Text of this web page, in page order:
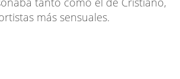
más sensuales.